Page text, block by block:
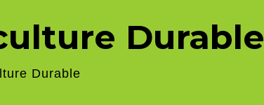
Durable
Durable